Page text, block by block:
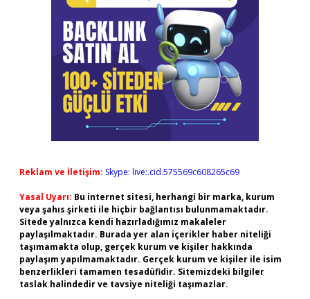
Reklam ve İletişim: Skype: live:.cid.575569c608265c69
Yasal Uyarı: Bu internet sitesi, herhangi bir marka, kurum
veya şahıs şirketi ile hiçbir bağlantısı bulunmamaktadır.
Sitede yalnızca kendi hazırladığımız makaleler
paylaşılmaktadır. Burada yer alan içerikler haber niteliği
taşımamakta olup, gerçek kurum ve kişiler hakkında
paylaşım yapılmamaktadır. Gerçek kurum ve kişiler ile isim
benzerlikleri tamamen tesadüfidir. Sitemizdeki bilgiler
taslak halindedir ve tavsiye niteliği taşımazlar.